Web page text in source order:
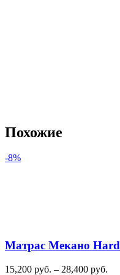
Похожие
-8%
Матрас Мекано Hard
15,200 руб. – 28,400 руб.